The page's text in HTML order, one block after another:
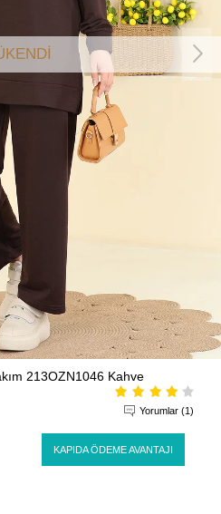
213OZN1046 Kahve
Yorumlar (1)
KAPIDA ÖDEME AVANTAJI